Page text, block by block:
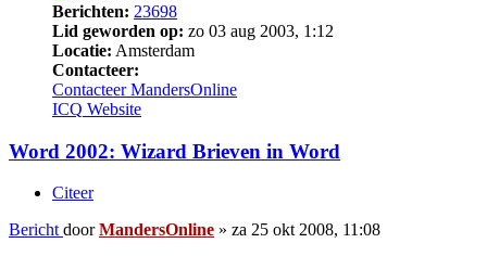
Berichten: 23698
Lid geworden op: zo 03 aug 2003, 1:12
Locatie: Amsterdam
Contacteer:
Contacteer MandersOnline
ICQ Website
Word 2002: Wizard Brieven in Word
Citeer
Bericht doorMandersOnline » za 25 okt 2008, 11:08